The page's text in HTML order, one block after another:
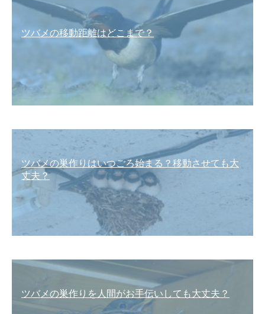
ツバメの移動距離はどこまで？
ツバメの巣作りはいつごろ始まる？移動させても大
丈夫？
ツバメの巣作りを人間がお手伝いしても大丈夫？